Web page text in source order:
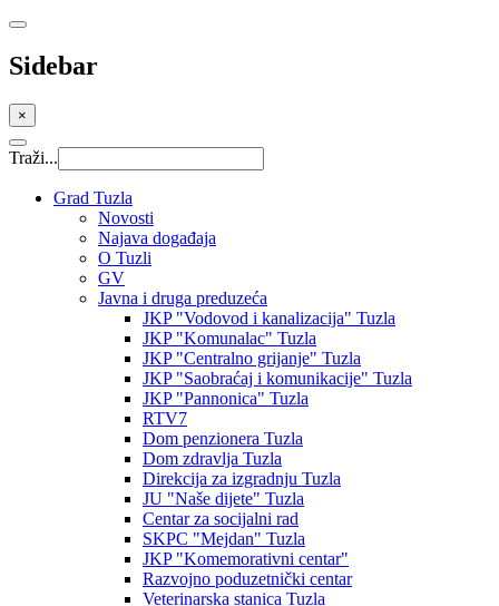
Sidebar
×
Traži...
Grad Tuzla
Novosti
Najava događaja
O Tuzli
GV
Javna i druga preduzeća
JKP "Vodovod i kanalizacija" Tuzla
JKP "Komunalac" Tuzla
JKP "Centralno grijanje" Tuzla
JKP "Saobraćaj i komunikacije" Tuzla
JKP "Pannonica" Tuzla
RTV7
Dom penzionera Tuzla
Dom zdravlja Tuzla
Direkcija za izgradnju Tuzla
JU "Naše dijete" Tuzla
Centar za socijalni rad
SKPC "Mejdan" Tuzla
JKP "Komemorativni centar"
Razvojno poduzetnički centar
Veterinarska stanica Tuzla